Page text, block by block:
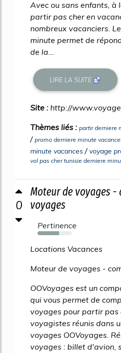
Avec ou sans enfants, à
partir pas cher en
nombreux vacanciers.
minute permet de
de la...
LIRE LA SUITE
Site : http://
Thèmes liés : partir derniere
/ promo derniere minute
minute vacances /voyage
vol pas cher tunisie derniere
0
Moteur de voyages -
voyages
Pertinence
63%
Locations Vacances
Moteur de voyages -
OOVoyages est un
qui vous permet de
voyages pour partir pas
voyagistes réunis dans
voyages OOVoyages.
voyages : billet d'avion,